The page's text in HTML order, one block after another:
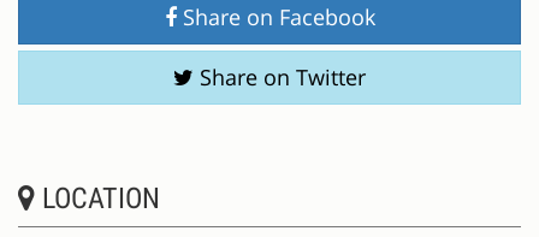
Share on Facebook
Share on Twitter
LOCATION